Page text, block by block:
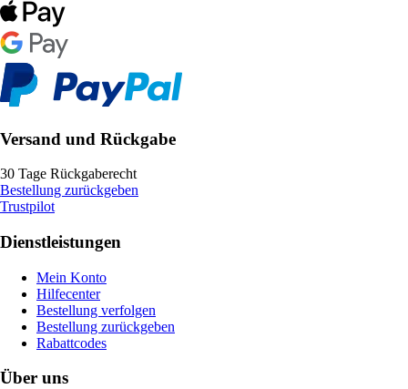
Versand und Rückgabe
30 Tage Rückgaberecht
Bestellung zurückgeben
Trustpilot
Dienstleistungen
Mein Konto
Hilfecenter
Bestellung verfolgen
Bestellung zurückgeben
Rabattcodes
Über uns